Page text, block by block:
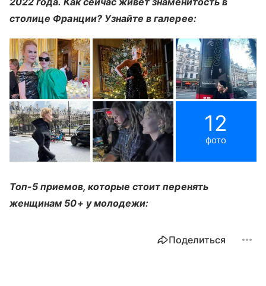
столице Франции? Узнайте в галерее:
12
фото
Топ-5 приемов, которые стоит перенять
женщинам 50+ у молодежи:
Поделиться